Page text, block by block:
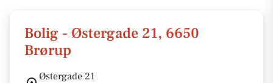
Bolig - Østergade 21, 6650
Brørup
Østergade 21